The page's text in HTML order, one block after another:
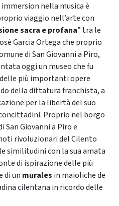
nella musica è
viaggio nell’arte con
sacra e profana” tra le
Garcia Ortega che proprio
di San Giovanni a Piro,
oggi un museo che fu
più importanti opere
della dittatura franchista, a
per la libertà del suo
Proprio nel borgo
San Giovanni a Piro e
rivoluzionari del Cilento
similitudini con la sua amata
di ispirazione delle più
di un murales in maioliche de
cilentana in ricordo delle